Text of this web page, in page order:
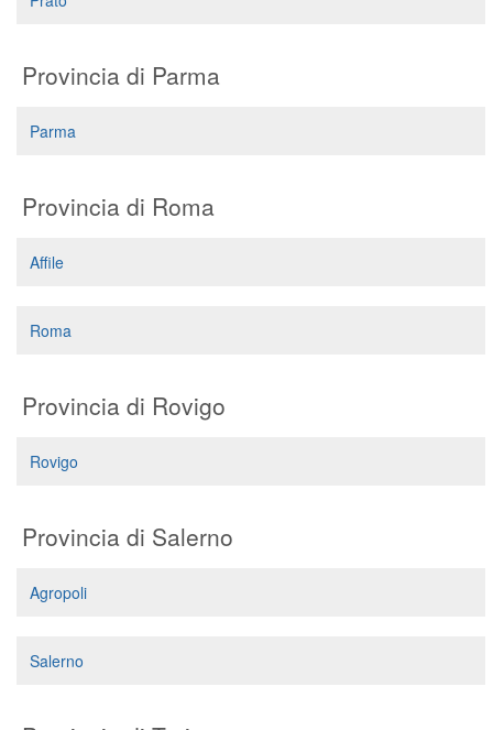
Provincia di Parma
Parma
Provincia di Roma
Affile
Roma
Provincia di Rovigo
Rovigo
Provincia di Salerno
Agropoli
Salerno